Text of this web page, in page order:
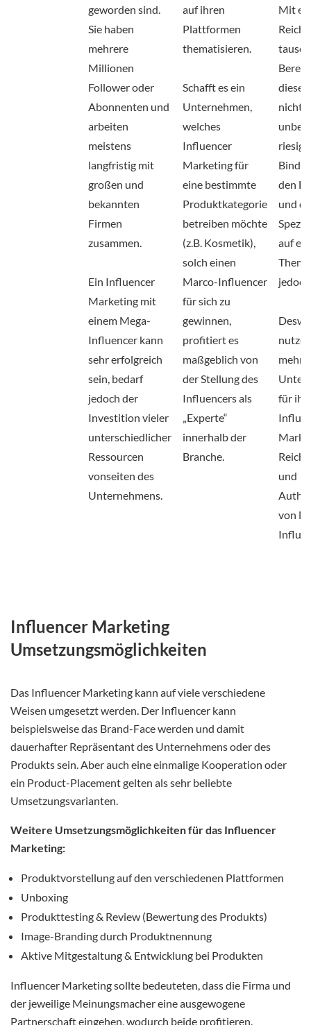
geworden sind.
Sie haben
mehrere
Millionen
Follower oder
Abonnenten und
arbeiten
meistens
langfristig mit
großen und
bekannten
Firmen
zusammen.
Ein Influencer
Marketing mit
einem Mega-
Influencer kann
sehr erfolgreich
sein, bedarf
jedoch der
Investition vieler
unterschiedlicher
Ressourcen
vonseiten des
Unternehmens.
auf ihren
Plattformen
thematisieren.
Schafft es ein
Unternehmen,
welches
Influencer
Marketing für
eine bestimmte
Produktkategorie
betreiben möchte
(z.B. Kosmetik),
solch einen
Marco-Influencer
für sich zu
gewinnen,
profitiert es
maßgeblich von
der Stellung des
Influencers als
„Experte“
innerhalb der
Branche.
Mit
diese
nicht
riesig,
den
und
auf ein
mehr
für ihr
und
von
Influencer Marketing
Umsetzungsmöglichkeiten
Das Influencer Marketing kann auf viele verschiedene
Weisen umgesetzt werden. Der Influencer kann
beispielsweise das Brand-Face werden und damit
dauerhafter Repräsentant des Unternehmens oder des
Produkts sein. Aber auch eine einmalige Kooperation oder
ein Product-Placement gelten als sehr beliebte
Umsetzungsvarianten.
Weitere Umsetzungsmöglichkeiten für das Influencer
Marketing:
Produktvorstellung auf den verschiedenen Plattformen
Unboxing
Produkttesting & Review (Bewertung des Produkts)
Image-Branding durch Produktnennung
Aktive Mitgestaltung & Entwicklung bei Produkten
Influencer Marketing sollte bedeuteten, dass die Firma und
der jeweilige Meinungsmacher eine ausgewogene
Partnerschaft eingehen, wodurch beide profitieren.